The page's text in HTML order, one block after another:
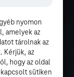
nyomon
amelyek az
tárolnak az
Kérjük, az
hogy az oldal
sütiken